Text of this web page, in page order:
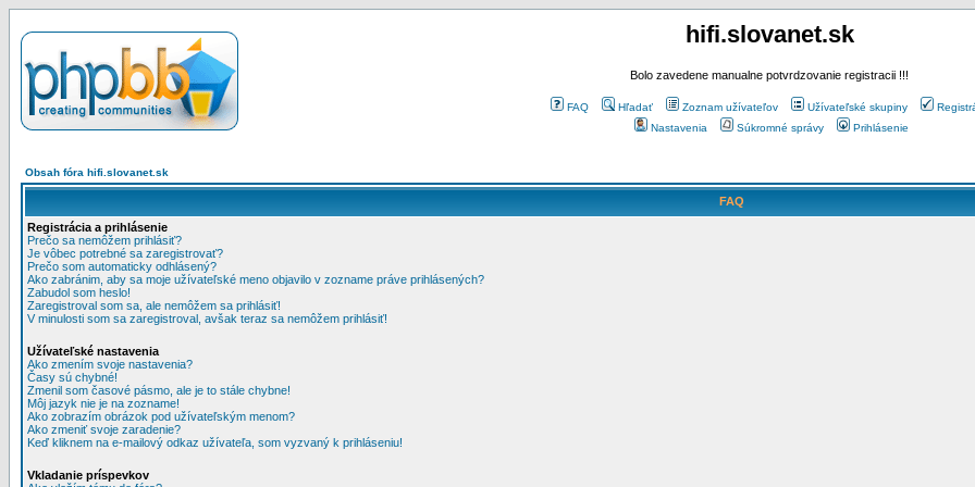
hifi.slovanet.sk
Bolo zavedene manualne potvrdzovanie registracii !!!
FAQ Hľadať Zoznam užívateľov Užívateľské skupiny
Nastavenia
Súkromné správy Prihlásenie
Obsah fóra hifi.slovanet.sk
FAQ
Registrácia a prihlásenie
Prečo sa nemôžem prihlásiť?
Je vôbec potrebné sa zaregistrovať?
Prečo som automaticky odhlásený?
Ako zabránim, aby sa moje užívateľské meno objavilo v zozname práve prihlásených?
Zabudol som heslo!
Zaregistroval som sa, ale nemôžem sa prihlásiť!
V minulosti som sa zaregistroval, avšak teraz sa nemôžem prihlásiť!
Užívateľské nastavenia
Ako zmením svoje nastavenia?
Časy sú chybné!
Zmenil som časové pásmo, ale je to stále chybne!
Môj jazyk nie je na zozname!
Ako zobrazím obrázok pod užívateľským menom?
Ako zmeniť svoje zaradenie?
Keď kliknem na e-mailový odkaz užívateľa, som vyzvaný k prihláseniu!
Vkladanie príspevkov